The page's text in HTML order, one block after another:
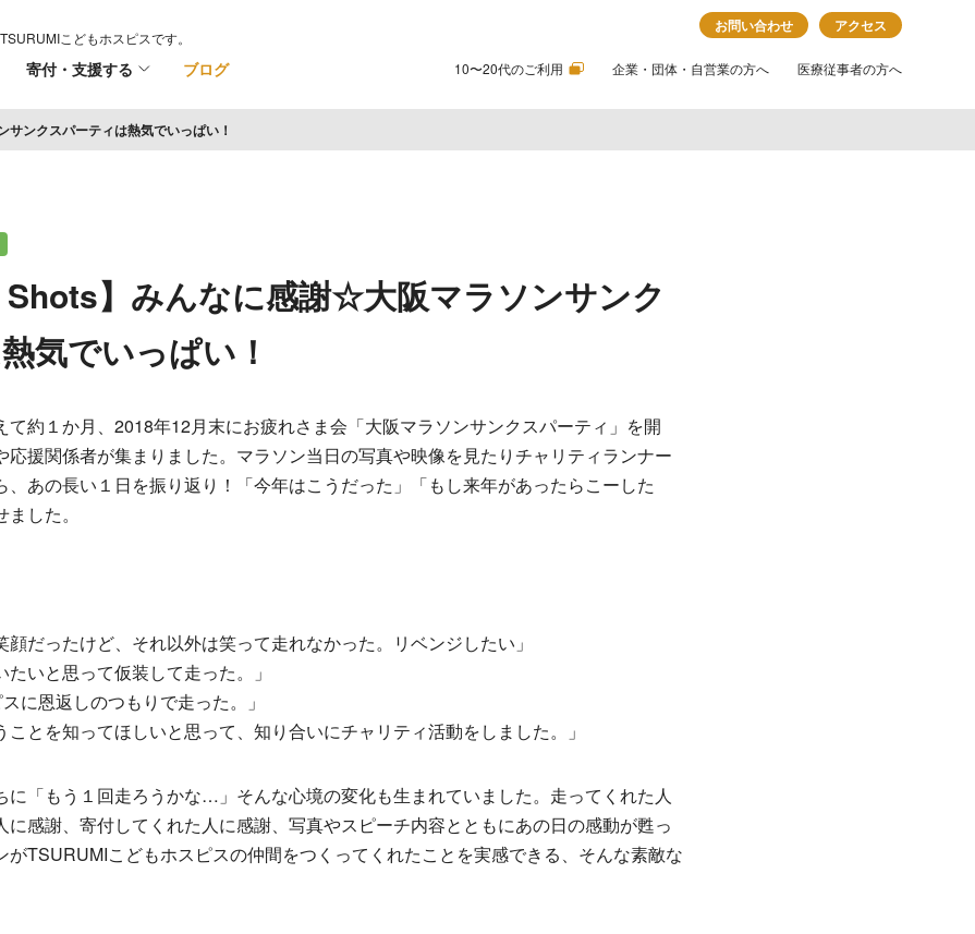
こどもホスピスです。
寄付・支援する ブログ 10〜20代のご利用 企業・団体・自営業の方へ 医療従事者の方へ
お問い合わせ アクセス
ンクスパーティは熱気でいっぱい！
Shots】みんなに感謝☆大阪マラソンサンク
気でいっぱい！
て約１か月、2018年12月末にお疲れさま会「大阪マラソンサンクスパーティ」を開
応援関係者が集まりました。マラソン当日の写真や映像を見たりチャリティランナー
、あの長い１日を振り返り！「今年はこうだった」「もし来年があったらこーした
した。
顔だったけど、それ以外は笑って走れなかった。リベンジしたい」
たいと思って仮装して走った。」
に恩返しのつもりで走った。」
ことを知ってほしいと思って、知り合いにチャリティ活動をしました。」
に「もう１回走ろうかな…」そんな心境の変化も生まれていました。走ってくれた人
に感謝、寄付してくれた人に感謝、写真やスピーチ内容とともにあの日の感動が甦っ
がTSURUMIこどもホスピスの仲間をつくってくれたことを実感できる、そんな素敵な